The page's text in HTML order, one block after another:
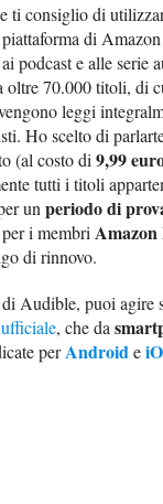
ti consiglio di
di
podcast e alle serie
oltre 70.000 titoli, di
leggi
Ho scelto di
(al costo di9,99
tutti i titoli
unperiodo di
i membri
di rinnovo.
Audible, puoi agire
, che da
perAndroide